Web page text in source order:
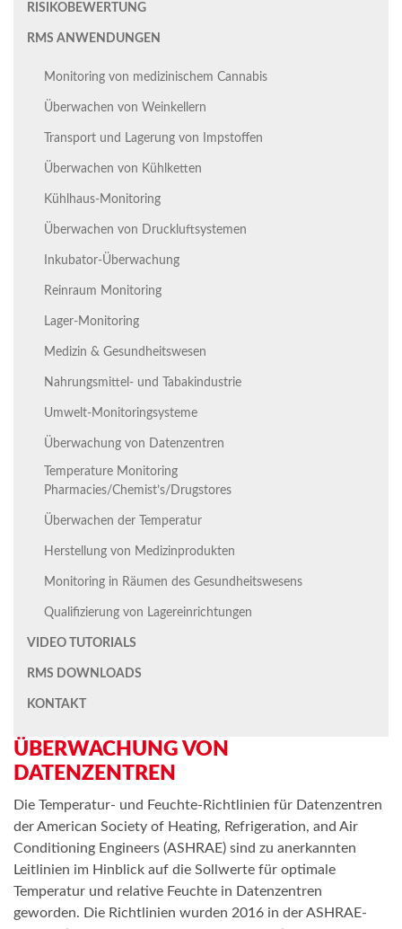
RISIKOBEWERTUNG
RMS ANWENDUNGEN
Monitoring von medizinischem Cannabis
Überwachen von Weinkellern
Transport und Lagerung von Impstoffen
Überwachen von Kühlketten
Kühlhaus-Monitoring
Überwachen von Druckluftsystemen
Inkubator-Überwachung
Reinraum Monitoring
Lager-Monitoring
Medizin & Gesundheitswesen
Nahrungsmittel- und Tabakindustrie
Umwelt-Monitoringsysteme
Überwachung von Datenzentren
Temperature Monitoring
Pharmacies/Chemist’s/Drugstores
Überwachen der Temperatur
Herstellung von Medizinprodukten
Monitoring in Räumen des Gesundheitswesens
Qualifizierung von Lagereinrichtungen
VIDEO TUTORIALS
RMS DOWNLOADS
KONTAKT
ÜBERWACHUNG VON
DATENZENTREN
Die Temperatur- und Feuchte-Richtlinien für Datenzentren
der American Society of Heating, Refrigeration, and Air
Conditioning Engineers (ASHRAE) sind zu anerkannten
Leitlinien im Hinblick auf die Sollwerte für optimale
Temperatur und relative Feuchte in Datenzentren
geworden. Die Richtlinien wurden 2016 in der ASHRAE-